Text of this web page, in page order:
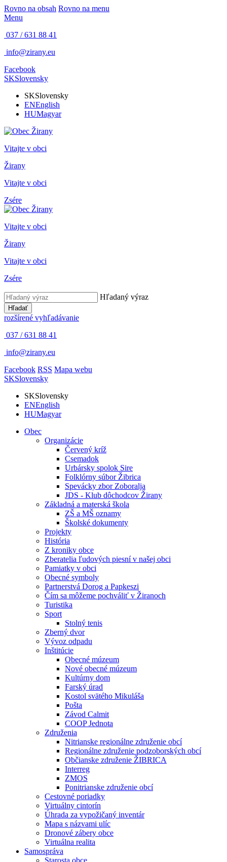
Rovno na obsah Rovno na menu
Menu
037 / 631 88 41
info@zirany.eu
Facebook
SKSlovensky
SKSlovensky
ENEnglish
HUMagyar
Vitajte v obci
Žirany
Vitajte v obci
Zsére
Vitajte v obci
Žirany
Vitajte v obci
Zsére
Hľadaný výraz
Hľadať
rozšírené vyhľadávanie
037 / 631 88 41
info@zirany.eu
Facebook RSS Mapa webu
SKSlovensky
SKSlovensky
ENEnglish
HUMagyar
Obec
Organizácie
Červený kríž
Csemadok
Urbársky spolok Sire
Folklórny súbor Žibrica
Spevácky zbor Zoboralja
JDS - Klub dôchodcov Žirany
Základná a materská škola
ZŠ a MŠ oznamy
Školské dokumenty
Projekty
História
Z kroniky obce
Zberatelia ľudových piesní v našej obci
Pamiatky v obci
Obecné symboly
Partnerstvá Dorog a Papkeszi
Čím sa môžeme pochváliť v Žiranoch
Turistika
Sport
Stolný tenis
Zberný dvor
Vývoz odpadu
Inštitúcie
Obecné múzeum
Nové obecné múzeum
Kultúrny dom
Farský úrad
Kostol svätého Mikuláša
Pošta
Závod Calmit
COOP Jednota
Združenia
Nitrianske regionálne združenie obcí
Regionálne združenie podzoborských obcí
Občianske združenie ŽIBRICA
Interreg
ZMOS
Ponitrianske združenie obcí
Cestovné poriadky
Virtuálny cintorín
Úhrada za vypožičaný inventár
Mapa s názvami ulíc
Dronové zábery obce
Virtuálna realita
Samospráva
Starosta obce